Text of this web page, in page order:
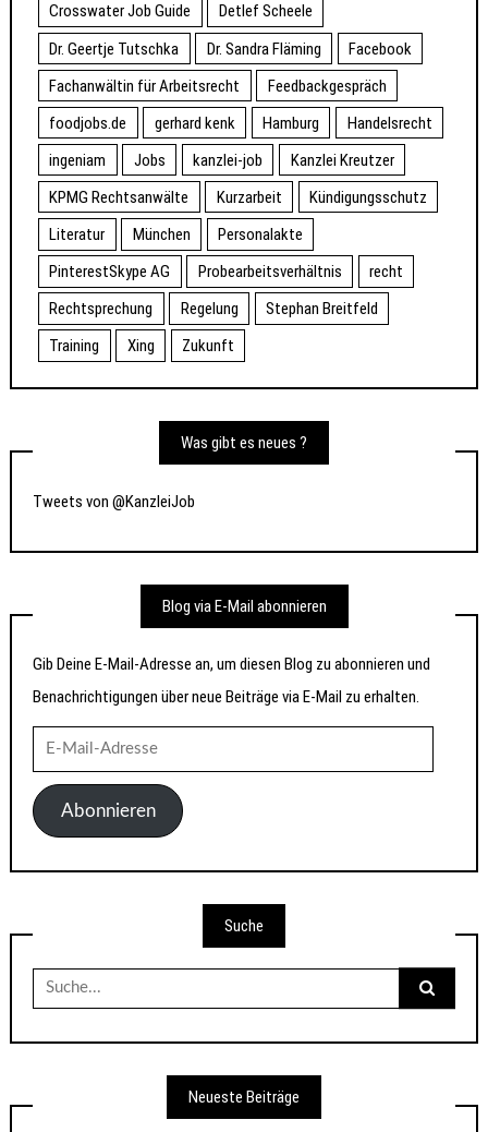
Crosswater Job Guide
Detlef Scheele
Dr. Geertje Tutschka
Dr. Sandra Fläming
Facebook
Fachanwältin für Arbeitsrecht
Feedbackgespräch
foodjobs.de
gerhard kenk Hamburg
Handelsrecht
ingeniam
Jobs kanzlei-job
Kanzlei Kreutzer
KPMG Rechtsanwälte
Kurzarbeit
Kündigungsschutz
Literatur
München
Personalakte
PinterestSkype AG
Probearbeitsverhältnis
recht
Rechtsprechung
Regelung
Stephan Breitfeld
Training
Xing Zukunft
Was gibt es neues ?
Tweets von @KanzleiJob
Blog via E-Mail abonnieren
Gib Deine E-Mail-Adresse an, um diesen Blog zu abonnieren und
Benachrichtigungen über neue Beiträge via E-Mail zu erhalten.
Mail-
AdresseAbonnieren
Suche
Suche
nach:
Neueste Beiträge